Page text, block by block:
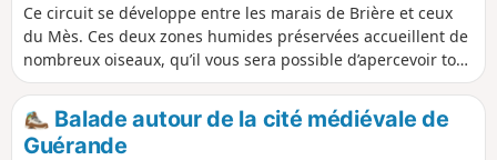
Ce circuit se développe entre les marais de Brière et ceux
du Mès. Ces deux zones humides préservées accueillent de
nombreux oiseaux, qu’il vous sera possible d’apercevoir tout
au long du chemin.
Balade autour de la cité médiévale de
Guérande